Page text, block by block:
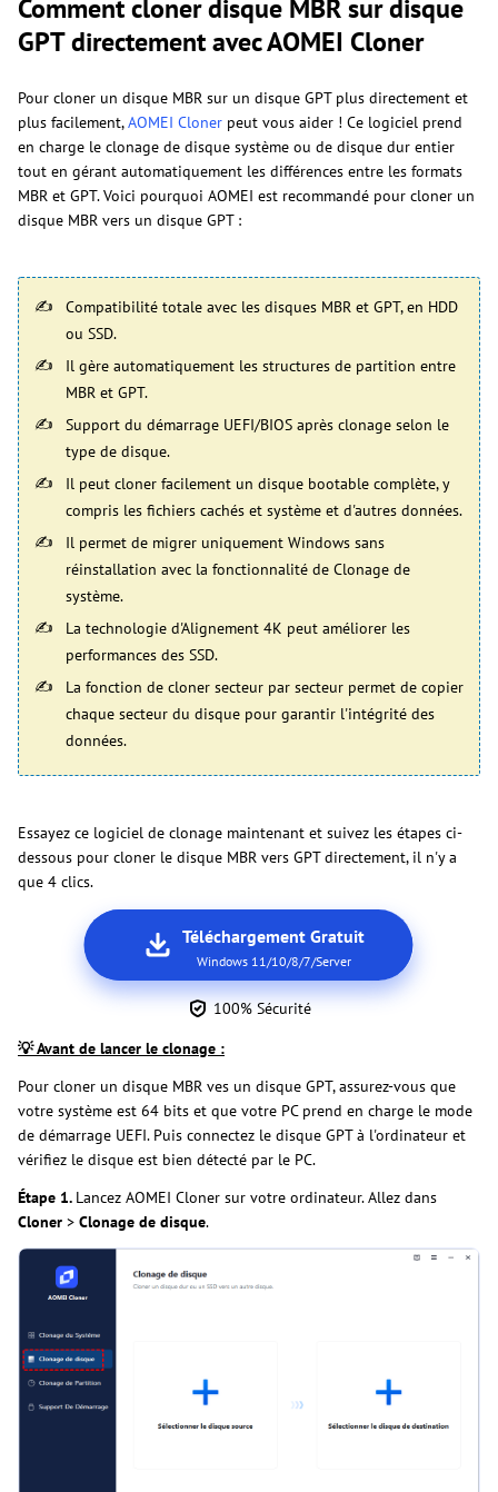
Comment cloner disque MBR sur disque
GPT directement avec AOMEI Cloner
Pour cloner un disque MBR sur un disque GPT plus directement et
plus facilement,AOMEI Cloner peut vous aider ! Ce logiciel prend
en charge le clonage de disque système ou de disque dur entier
tout en gérant automatiquement les différences entre les formats
MBR et GPT. Voici pourquoi AOMEI est recommandé pour cloner un
disque MBR vers un disque GPT :
Compatibilité totale avec les disques MBR et GPT, en HDD
ou SSD.
Il gère automatiquement les structures de partition entre
MBR et GPT.
Support du démarrage UEFI/BIOS après clonage selon le
type de disque.
Il peut cloner facilement un disque bootable complète, y
compris les fichiers cachés et système et d'autres données.
Il permet de migrer uniquement Windows sans
réinstallation avec la fonctionnalité de Clonage de
système.
La technologie d'Alignement 4K peut améliorer les
performances des SSD.
La fonction de cloner secteur par secteur permet de copier
chaque secteur du disque pour garantir l'intégrité des
données.
Essayez ce logiciel de clonage maintenant et suivez les étapes ci-
dessous pour cloner le disque MBR vers GPT directement, il n'y a
que 4 clics.
Téléchargement Gratuit
Windows 11/10/8/7/Server
100% Sécurité
💡 Avant de lancer le clonage :
Pour cloner un disque MBR ves un disque GPT, assurez-vous que
votre système est 64 bits et que votre PC prend en charge le mode
de démarrage UEFI. Puis connectez le disque GPT à l'ordinateur et
vérifiez le disque est bien détecté par le PC.
Étape 1. Lancez AOMEI Cloner sur votre ordinateur. Allez dans
Cloner > Clonage de disque.